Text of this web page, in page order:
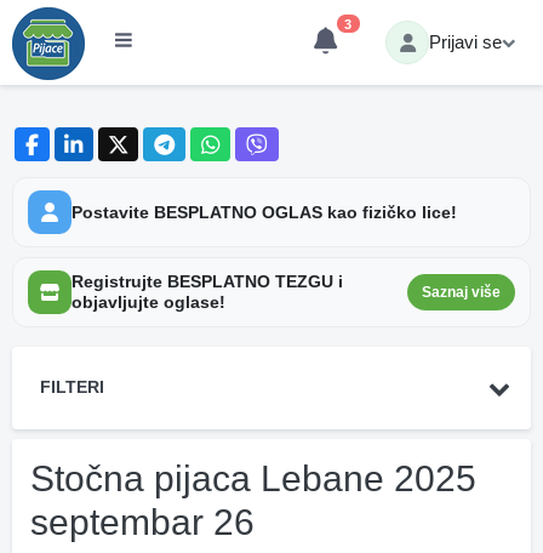
3
Prijavi se
Postavite BESPLATNO OGLAS kao fizičko lice!
Registrujte BESPLATNO TEZGU i
objavljujte oglase!
Saznaj više
FILTERI
Stočna pijaca Lebane 2025
septembar 26